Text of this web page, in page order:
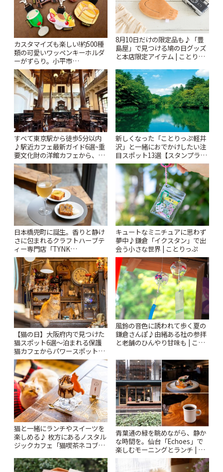
カスタマイズも楽しい!約500種
類の可愛いワッペンキーホルダ
ーがずらり。小平市
「Kimamaya T&K」 | ことりっ
ぷ
8月10日だけの限定品も♪「豊
島屋」で見つける鳩の日グッズ
と本店限定アイテム | ことりっ
すべて東京駅から徒歩5分以内
♪駅近カフェ最新ガイド6選~重
要文化財の洋館カフェから、改
札すぐのレトロ喫茶まで~ | こと
りっぷ
新しくなった「ことりっぷ軽井
沢」と一緒におでかけしたい注
目スポット13選【スタンプラリ
ー開催中】 | ことりっぷ
日本橋兜町に誕生。香りと静け
さに包まれるクラフトハーブテ
ィー専門店「TYNK
Kabutocho」 | ことりっぷ
キュートなミニチュアに思わず
夢中♪鎌倉「イクスタン」で出
会う小さな世界 | ことりっぷ
【猫の日】大阪府内で見つけた
猫スポット6選〜泊まれる保護
猫カフェからパワースポットま
で〜 | ことりっぷ
風鈴の音色に誘われて歩く夏の
鎌倉さんぽ♪由緒ある社の参拝
と老舗のひんやり甘味も | こと
猫と一緒にランチやスイーツを
楽しめる♪ 枚方にあるノスタル
ジックカフェ「猫喫茶ネコブ」
青葉通の緑を眺めながら、静か
な時間を。仙台「Echoes」で
楽しむモーニングとランチ | こ
とりっぷ